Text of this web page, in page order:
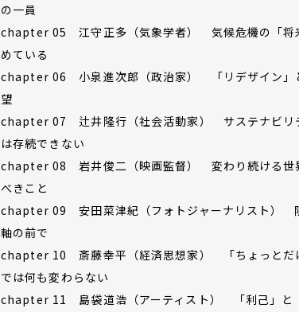
の一員
chapter 05 江守正多（気象学者） 気候危機の「将
めている
chapter 06 小泉進次郎（政治家） 「リデザイン」
望
chapter 07 辻井隆行（社会活動家） サステナビリ
は存続できない
chapter 08 岩井俊二（映画監督） 変わり続ける世
べきこと
chapter 09 安田菜津紀（フォトジャーナリスト）
軸の前で
chapter 10 斎藤幸平（経済思想家） 「ちょっとだ
では何も変わらない
chapter 11 島袋道浩（アーティスト） 「利己」と